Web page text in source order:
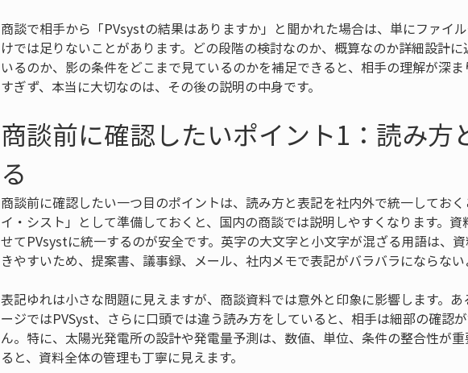
商談で相手から「PVsystの結果はありますか」と聞かれた場合は、単にファイ
けでは足りないことがあります。どの段階の検討なのか、概算なのか詳細設計
いるのか、影の条件をどこまで見ているのかを補足できると、相手の理解が深
すぎず、本当に大切なのは、その後の説明の中身です。
商談前に確認したいポイント1：読み方
る
商談前に確認したい一つ目のポイントは、読み方と表記を社内外で統一してお
イ・シスト」として準備しておくと、国内の商談では説明しやすくなります。
せてPVsystに統一するのが安全です。英字の大文字と小文字が混ざる用語は、
きやすいため、提案書、議事録、メール、社内メモで表記がバラバラにならない
表記ゆれは小さな問題に見えますが、商談資料では意外と印象に影響します。
ージではPVSyst、さらに口頭では違う読み方をしていると、相手は細部の確認
ん。特に、太陽光発電所の設計や発電量予測は、数値、単位、条件の整合性が
ると、資料全体の管理も丁寧に見えます。